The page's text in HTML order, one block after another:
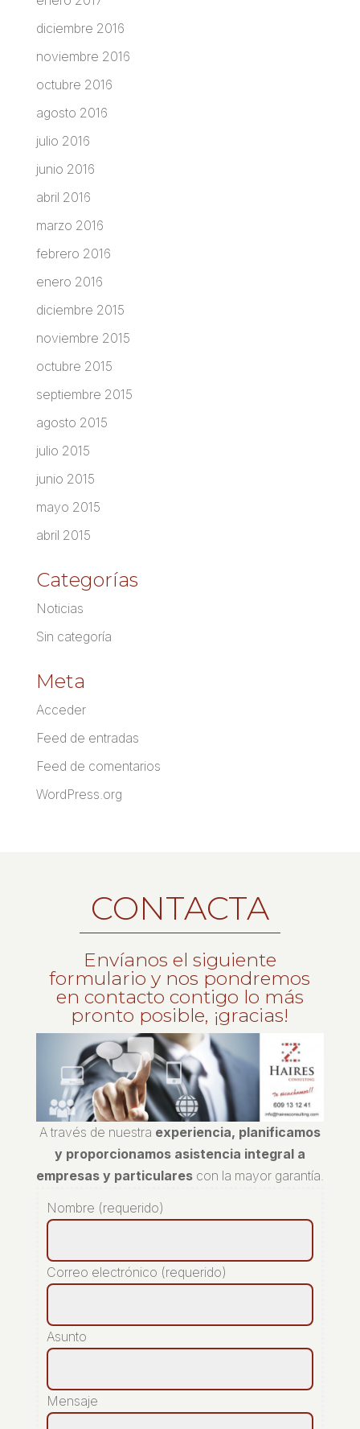
diciembre 2016
noviembre 2016
octubre 2016
agosto 2016
julio 2016
junio 2016
abril 2016
marzo 2016
febrero 2016
enero 2016
diciembre 2015
noviembre 2015
octubre 2015
septiembre 2015
agosto 2015
julio 2015
junio 2015
mayo 2015
abril 2015
Categorías
Noticias
Sin categoría
Meta
Acceder
Feed de entradas
Feed de comentarios
WordPress.org
CONTACTA
Envíanos el siguiente
formulario y nos pondremos
en contacto contigo lo más
pronto posible, ¡gracias!
A través de nuestra experiencia, planificamos
y proporcionamos asistencia integral a
empresas y particularescon la mayor garantía.
Nombre (requerido)
Correo electrónico (requerido)
Asunto
Mensaje